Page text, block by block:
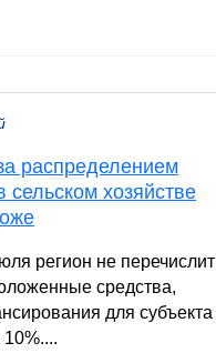
распределением
сельском хозяйстве
регион не перечислит
средства,
для субъекта
10%....